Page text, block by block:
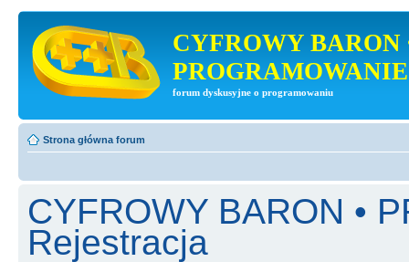
CYFROWY BARON
PROGRAMOWANIE
forum dyskusyjne o programowaniu
Strona główna forum
CYFROWY BARON •
Rejestracja